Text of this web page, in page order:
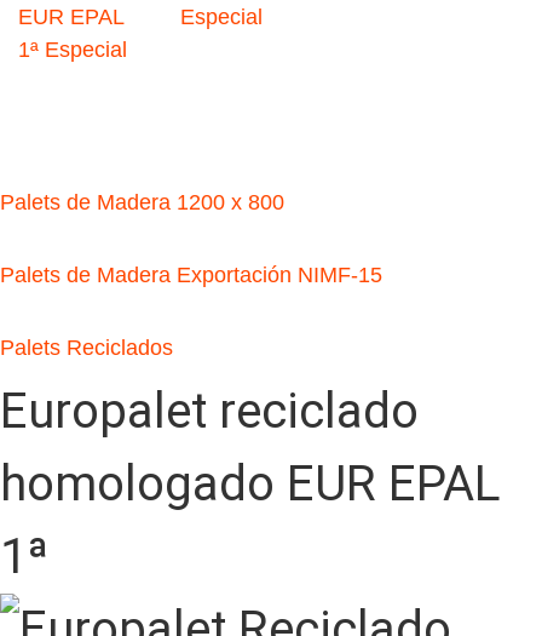
Palets de Madera 1200 x 800
Palets de Madera Exportación NIMF-15
Palets Reciclados
Europalet reciclado
homologado EUR EPAL
1ª